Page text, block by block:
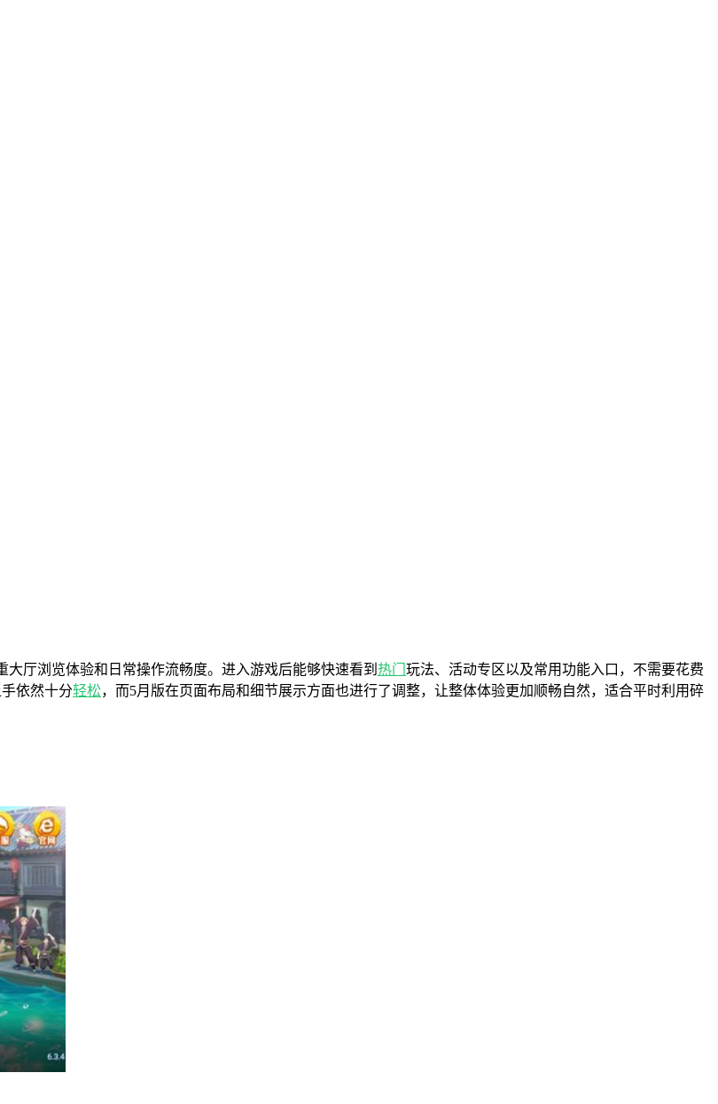
厅浏览体验和日常操作流畅度。进入游戏后能够快速看到 热门 玩法、活动专区以及常用功能入口，不需要花费
依然十分轻松，而5月版在页面布局和细节展示方面也进行了调整，让整体体验更加顺畅自然，适合平时利用碎